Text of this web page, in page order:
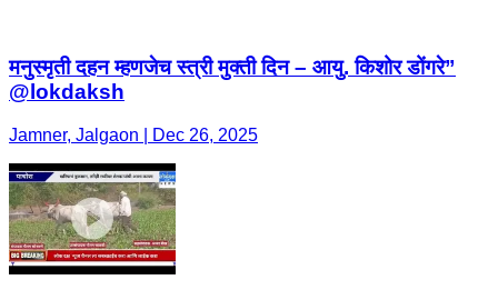
मनुस्मृती दहन म्हणजेच स्त्री मुक्ती दिन – आयु. किशोर डोंगरे”
@lokdaksh
Jamner, Jalgaon | Dec 26, 2025